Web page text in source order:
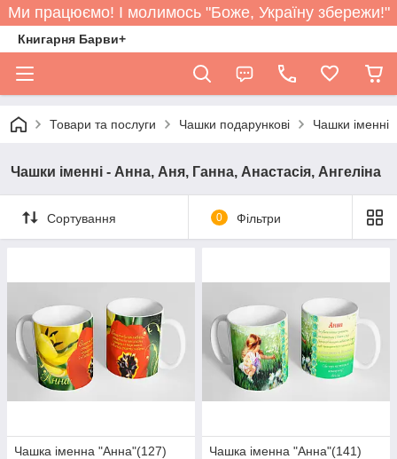
Ми працюємо! І молимось "Боже, Україну збережи!"
Книгарня Барви+
Товари та послуги Чашки подарункові Чашки іменні
Чашки іменні - Анна, Аня, Ганна, Анастасія, Ангеліна
Сортування 0 Фільтри
Чашка іменна "Анна"(127)
Чашка іменна "Анна"(141)